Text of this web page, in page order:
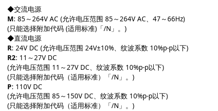
◆交流电源
M: 85～264V AC (允许电压范围 85～264V AC、47～66Hz)
(只能选择附加代码 (适用标准)「/N」。)
◆直流电源
R: 24V DC (允许电压范围 24V±10%、纹波系数 10%p-p以下)
R2: 11～27V DC
(允许电压范围 11～27V DC、纹波系数 10%p-p以下)
(只能选择附加代码（适用标准）「/N」。)
P: 110V DC
(允许电压范围 85～150V DC、纹波系数 10%p-p以下)
(只能选择附加代码（适用标准）「/N」。)